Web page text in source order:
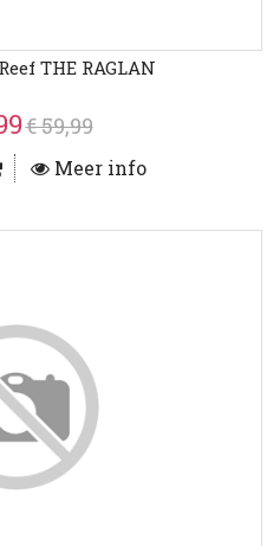
THE RAGLAN
€ 59,99
Meer info